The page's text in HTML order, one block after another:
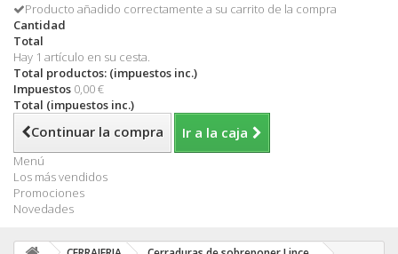
Producto añadido correctamente a su carrito de la compra
Cantidad
Total
Hay 1 artículo en su cesta.
Total productos: (impuestos inc.)
Impuestos 0,00 €
Total (impuestos inc.)
Continuar la compra Ir a la caja
Menú
Los más vendidos
Promociones
Novedades